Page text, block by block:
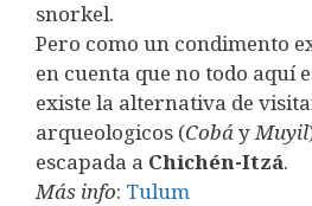
snorkel.
Pero como un condimento
en cuenta que no todo aquí
existe la alternativa de
arqueologicos (Cobá y Muyil
escapada a Chichén-Itzá.
Más info: Tulum